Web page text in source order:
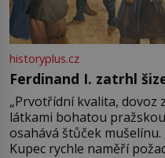
historyplus.cz
Ferdinand I. zatrhl
„Prvotřídní kvalita, dovoz
látkami bohatou
osahává štůček
Kupec rychle naměří